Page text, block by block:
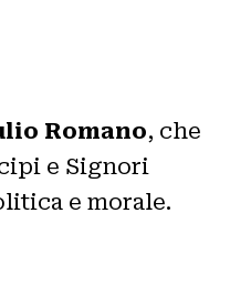
Romano, che
e Signori
e morale.